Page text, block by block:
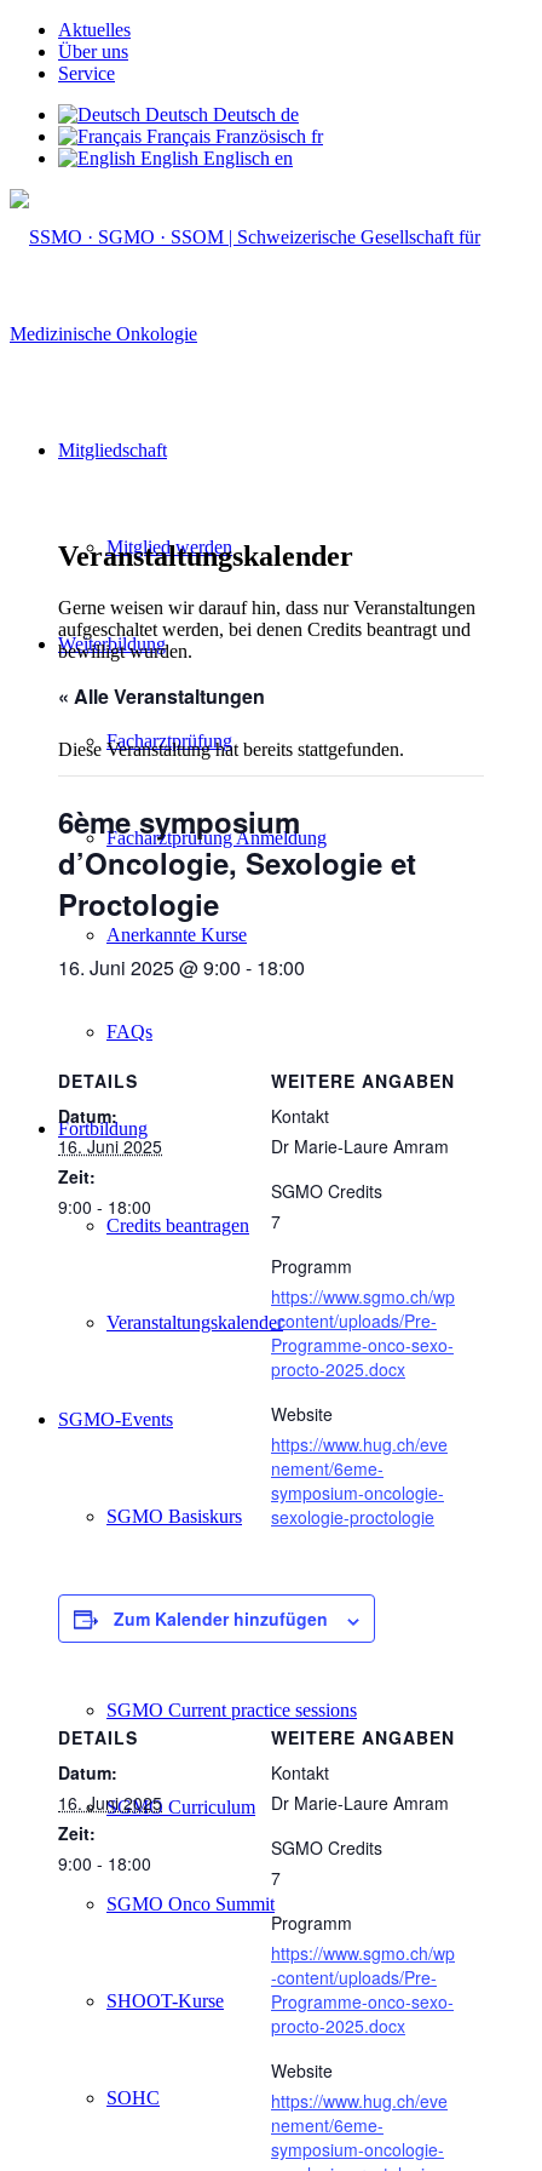
Aktuelles
Über uns
Service
Deutsch Deutsch de
Français Französisch fr
English Englisch en
Mitgliedschaft
Mitglied werden
Weiterbildung
Facharztprüfung
Facharztprüfung Anmeldung
Anerkannte Kurse
FAQs
Fortbildung
Credits beantragen
Veranstaltungskalender
SGMO-Events
SGMO Basiskurs
SGMO Highlights of the year
SGMO Current practice sessions
SGMO Curriculum
SGMO Onco Summit
SHOOT-Kurse
SOHC
Veranstaltungskalender
Gerne weisen wir darauf hin, dass nur Veranstaltungen
aufgeschaltet werden, bei denen Credits beantragt und
bewilligt wurden.
« Alle Veranstaltungen
Diese Veranstaltung hat bereits stattgefunden.
6ème symposium
d’Oncologie, Sexologie et
Proctologie
16. Juni 2025 @ 9:00 - 18:00
DETAILS
Datum:
16. Juni 2025
Zeit:
9:00 - 18:00
WEITERE ANGABEN
Kontakt
Dr Marie-Laure Amram
SGMO Credits
7
Programm
https://www.sgmo.ch/wp
-content/uploads/Pre-
Programme-onco-sexo-
procto-2025.docx
Website
https://www.hug.ch/eve
nement/6eme-
symposium-oncologie-
sexologie-proctologie
Zum Kalender hinzufügen
DETAILS
Datum:
16. Juni 2025
Zeit:
9:00 - 18:00
WEITERE ANGABEN
Kontakt
Dr Marie-Laure Amram
SGMO Credits
7
Programm
https://www.sgmo.ch/wp
-content/uploads/Pre-
Programme-onco-sexo-
procto-2025.docx
Website
https://www.hug.ch/eve
nement/6eme-
symposium-oncologie-